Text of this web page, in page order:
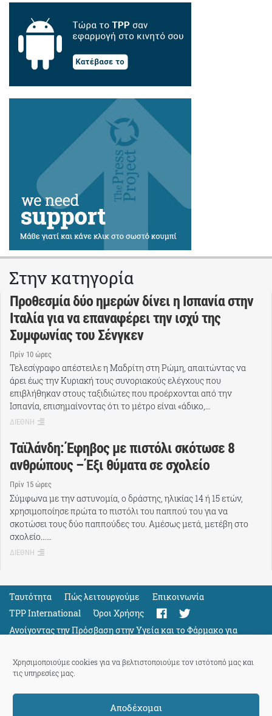
Χρησιμοποιούμε cookies για να βελτιστοποιούμε τον ιστότοπό μας και
τις υπηρεσίες μας.
Αποδέχομαι
Στην κατηγορία
Προθεσμία δύο ημερών δίνει η Ισπανία στην
Ιταλία για να επαναφέρει την ισχύ της
Συμφωνίας του Σένγκεν
Πρίν 10 ώρες
Τελεσίγραφο απέστειλε η Μαδρίτη στη Ρώμη, απαιτώντας να
άρει έως την Κυριακή τους συνοριακούς ελέγχους που
επιβλήθηκαν στους ταξιδιώτες που προέρχονται από την
Ισπανία, επισημαίνοντας ότι το μέτρο είναι «άδικο,…
ΔΙΕΘΝΗ
Ταϊλάνδη: Έφηβος με πιστόλι σκότωσε 8
ανθρώπους – Έξι θύματα σε σχολείο
Πρίν 15 ώρες
Σύμφωνα με την αστυνομία, ο δράστης, ηλικίας 14 ή 15 ετών,
χρησιμοποίησε πρώτα το πιστόλι του παππού του για να
σκοτώσει τους δύο παππούδες του. Αμέσως μετά, μετέβη στο
σχολείο……
ΔΙΕΘΝΗ
Ταυτότητα Πώς λειτουργούμε
Eπικοινωνία
TPP International
Όροι Χρήσης
Ανοίγοντας την Πρόσβαση στην Υγεία και το Φάρμακο για
Όλους
Support